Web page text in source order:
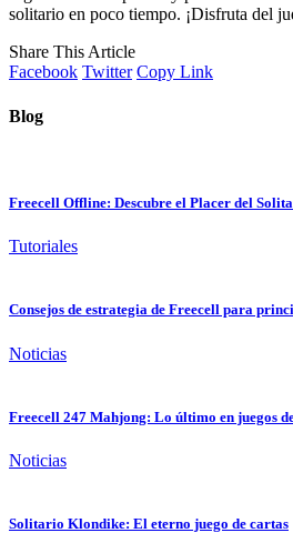
solitario en poco tiempo. ¡Disfruta del
Share This Article
Facebook Twitter Copy Link
Blog
Freecell Offline: Descubre el Placer del
Tutoriales
Consejos de estrategia de Freecell para
Noticias
Freecell 247 Mahjong: Lo último en juegos
Noticias
Solitario Klondike: El eterno juego de cartas